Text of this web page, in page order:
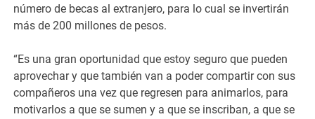
número de becas al extranjero, para lo cual se invertirán
más de 200 millones de pesos.
“Es una gran oportunidad que estoy seguro que pueden
aprovechar y que también van a poder compartir con sus
compañeros una vez que regresen para animarlos, para
motivarlos a que se sumen y a que se inscriban, a que se